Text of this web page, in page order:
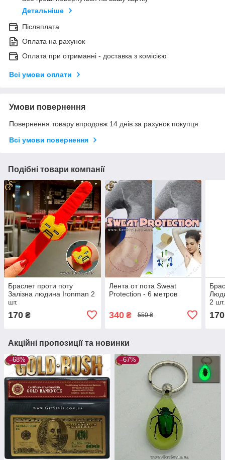
Детальніше
Післяплата
Оплата на рахунок
Оплата при отриманні - доставка з комісією
Всі умови оплати
Умови повернення
Повернення товару впродовж 14 днів за рахунок покупця
Всі умови повернення
Подібні товари компанії
Браслет проти поту
Залізна людина Ironman 2
шт.
170 ₴
Лента от пота Sweat
Protection - 6 метров
340₴ 550 ₴
2 шт.
170
Акційні пропозиції та новинки
–68% –67%